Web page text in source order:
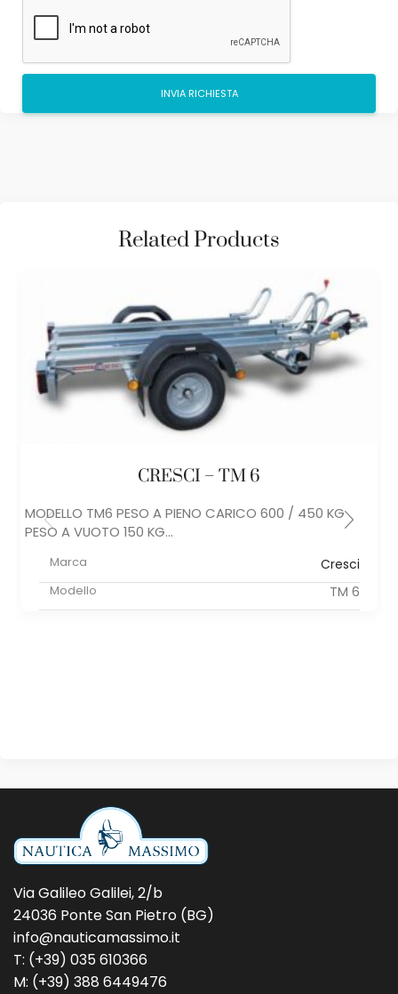
Related Products
CRESCI – TM 6
MODELLO TM6 PESO A PIENO CARICO 600 / 450 KG
PESO A VUOTO 150 KG...
Marca Cresci
Modello TM 6
Via Galileo Galilei, 2/b
24036 Ponte San Pietro (BG)
info@nauticamassimo.it
T: (+39) 035 610366
M: (+39) 388 6449476